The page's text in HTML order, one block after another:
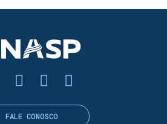
FALE CONOSCO